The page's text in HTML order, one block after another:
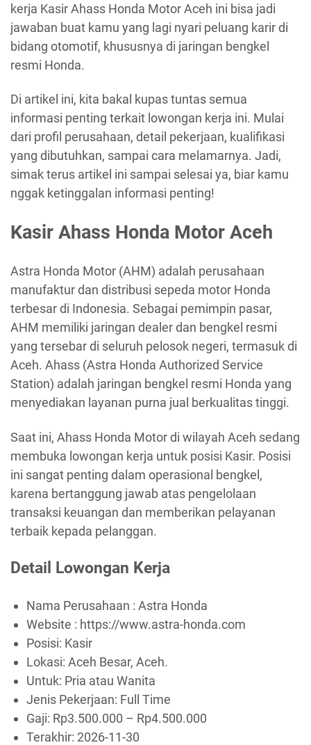
kerja Kasir Ahass Honda Motor Aceh ini bisa jadi
jawaban buat kamu yang lagi nyari peluang karir di
bidang otomotif, khususnya di jaringan bengkel
resmi Honda.
Di artikel ini, kita bakal kupas tuntas semua
informasi penting terkait lowongan kerja ini. Mulai
dari profil perusahaan, detail pekerjaan, kualifikasi
yang dibutuhkan, sampai cara melamarnya. Jadi,
simak terus artikel ini sampai selesai ya, biar kamu
nggak ketinggalan informasi penting!
Kasir Ahass Honda Motor Aceh
Astra Honda Motor (AHM) adalah perusahaan
manufaktur dan distribusi sepeda motor Honda
terbesar di Indonesia. Sebagai pemimpin pasar,
AHM memiliki jaringan dealer dan bengkel resmi
yang tersebar di seluruh pelosok negeri, termasuk di
Aceh. Ahass (Astra Honda Authorized Service
Station) adalah jaringan bengkel resmi Honda yang
menyediakan layanan purna jual berkualitas tinggi.
Saat ini, Ahass Honda Motor di wilayah Aceh sedang
membuka lowongan kerja untuk posisi Kasir. Posisi
ini sangat penting dalam operasional bengkel,
karena bertanggung jawab atas pengelolaan
transaksi keuangan dan memberikan pelayanan
terbaik kepada pelanggan.
Detail Lowongan Kerja
Nama Perusahaan : Astra Honda
Website : https://www.astra-honda.com
Posisi: Kasir
Lokasi: Aceh Besar, Aceh.
Untuk: Pria atau Wanita
Jenis Pekerjaan: Full Time
Gaji: Rp3.500.000 – Rp4.500.000
Terakhir: 2026-11-30